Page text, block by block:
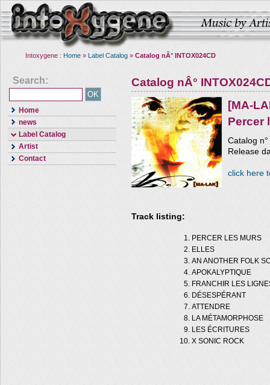
Intoxygene : Home » Label Catalog » Catalog nÂ° INTOX024CD
Search:
Home
news
Label Catalog
Artist
Contact
Catalog nÂ°
[MA-
Percer
Catalog
Release
click here
Track listing:
PERCER LES MURS
ELLES
AN ANOTHER FOLK
APOKALYPTIQUE
FRANCHIR LES
DÉSESPÉRANT
ATTENDRE
LA MÉTAMORPHOSE
LES ÉCRITURES
X SONIC ROCK